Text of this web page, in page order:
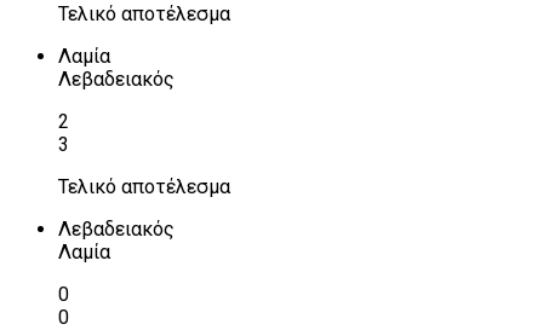
Τελικό αποτέλεσμα
Λαμία
Λεβαδειακός
2
3
Τελικό αποτέλεσμα
Λεβαδειακός
Λαμία
0
0